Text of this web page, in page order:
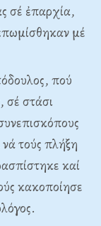
σέ ἐπαρχία,
μέ
πού
σέ στάσι
τούς πλήξη
καί
κακοποίησε